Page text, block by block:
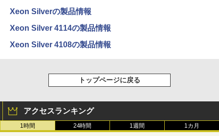
Xeon Silverの製品情報
Xeon Silver 4114の製品情報
Xeon Silver 4108の製品情報
トップページに戻る
アクセスランキング
1時間 24時間 1週間 1カ月